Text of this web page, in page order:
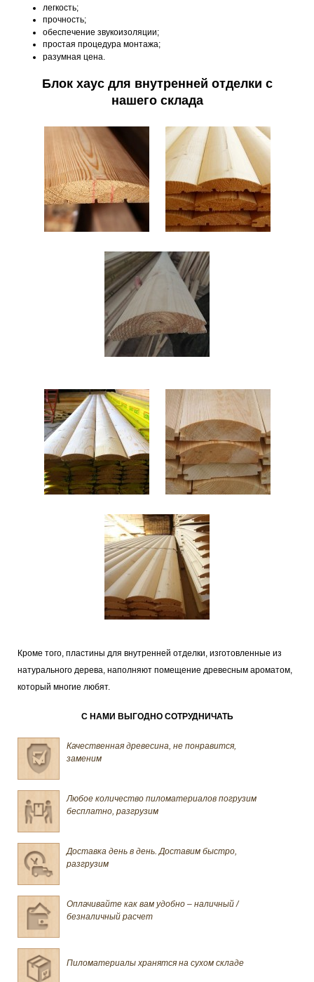
легкость;
прочность;
обеспечение звукоизоляции;
простая процедура монтажа;
разумная цена.
Блок хаус для внутренней отделки с
нашего склада
Кроме того, пластины для внутренней отделки, изготовленные из
натурального дерева, наполняют помещение древесным ароматом,
который многие любят.
С НАМИ ВЫГОДНО СОТРУДНИЧАТЬ
Качественная древесина, не понравится,
заменим
Любое количество пиломатериалов погрузим
бесплатно, разгрузим
Доставка день в день. Доставим быстро,
разгрузим
Оплачивайте как вам удобно – наличный /
безналичный расчет
Пиломатериалы хранятся на сухом складе